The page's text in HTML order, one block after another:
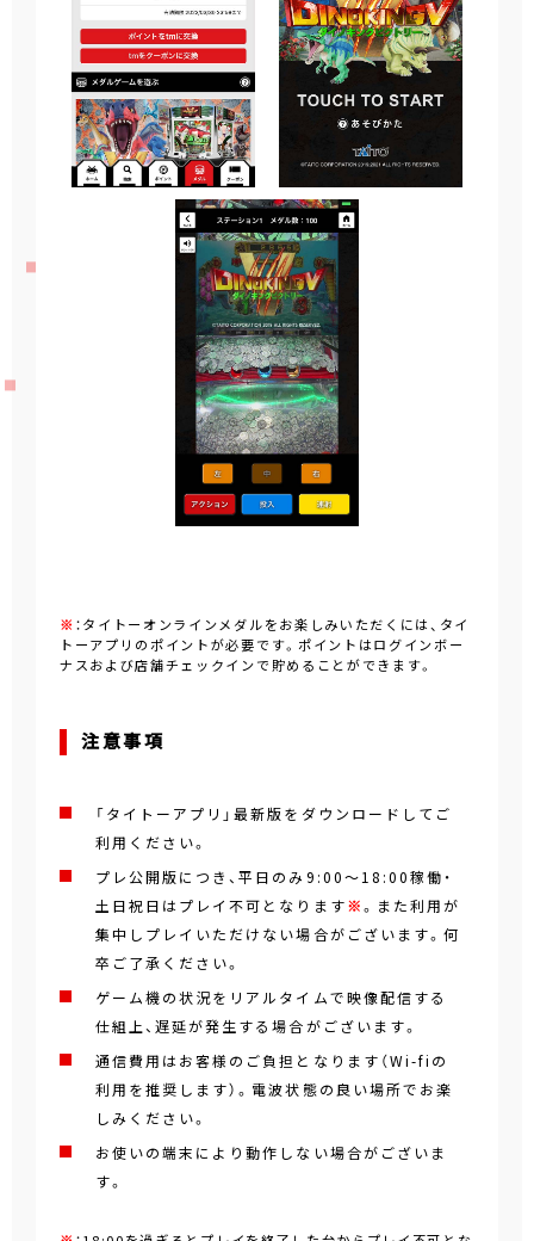
※ ：タイトーオンラインメダルをお楽しみいただくには、タイ
トーアプリのポイントが必要です。ポイントはログインボー
ナスおよび店舗チェックインで貯めることができます。
注意事項
「タイトーアプリ」最新版をダウンロードしてご
利用ください。
プレ公開版につき、平日のみ9:00～18:00稼働・
土日祝日はプレイ不可となります※。また利用が
集中しプレイいただけない場合がございます。何
卒ご了承ください。
ゲーム機の状況をリアルタイムで映像配信する
仕組上、遅延が発生する場合がございます。
通信費用はお客様のご負担となります（Wi-fiの
利用を推奨します）。電波状態の良い場所でお楽
しみください。
お使いの端末により動作しない場合がございま
す。